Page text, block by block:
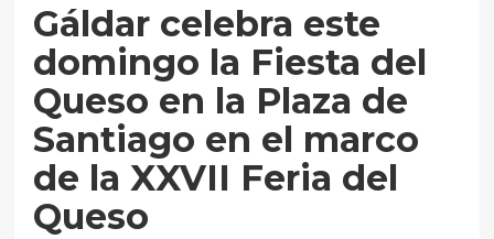
Gáldar celebra este
domingo la Fiesta del
Queso en la Plaza de
Santiago en el marco
de la XXVII Feria del
Queso